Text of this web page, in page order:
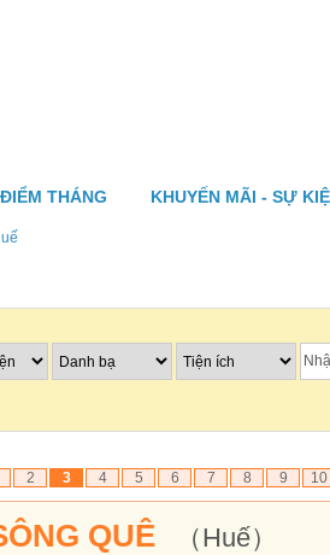
THÁNG KHUYẾN MÃI - SỰ
2 3 4 5 6 7 8 9 10
QUÊ （Huế）